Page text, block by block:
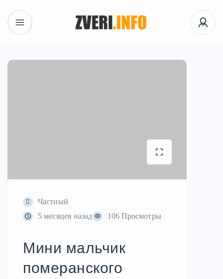
Частный
5 месяцев назад
106 Просмотры
Мини мальчик
померанского